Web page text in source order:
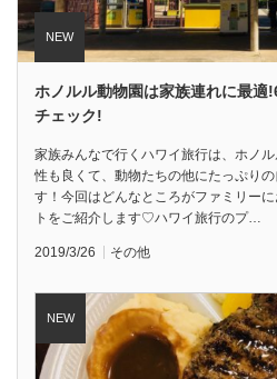
ホノルル動物園は家族連れに最適
チェック!
家族みんなで行くハワイ旅行は、ホノ
性も良くて、動物たちの他にたっぷり
す！今回はどんなところがファミリー
トをご紹介します♡ハワイ旅行のプ…
2019/3/26 その他